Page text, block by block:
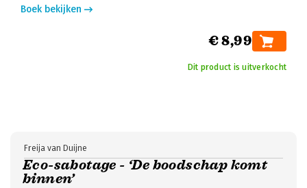
Boek bekijken
€ 8,99
Dit product is uitverkocht
Eco-sabotage - ‘De boodschap komt
binnen’
Freija van Duijne